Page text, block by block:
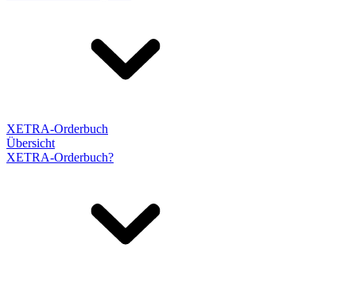
XETRA-Orderbuch
Übersicht
XETRA-Orderbuch?